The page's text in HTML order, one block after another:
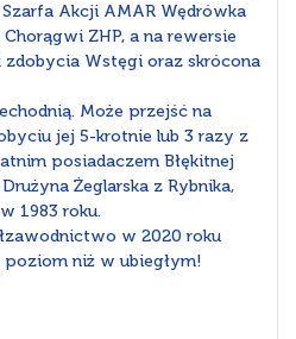
Akcji AMAR Wędrówka
ZHP, a na rewersie
zdobycia Wstęgi oraz skrócona
Może przejść na
jej 5-krotnie lub 3 razy z
posiadaczem Błękitnej
Żeglarska z Rybnika,
1983 roku.
w 2020 roku
niż w ubiegłym!